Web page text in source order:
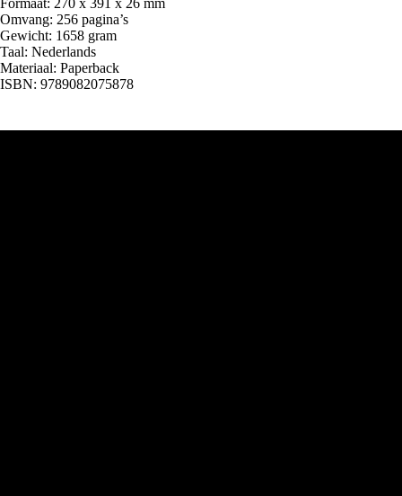
Omvang: 256 pagina’s
Gewicht: 1658 gram
Taal: Nederlands
Materiaal: Paperback
ISBN: 9789082075878